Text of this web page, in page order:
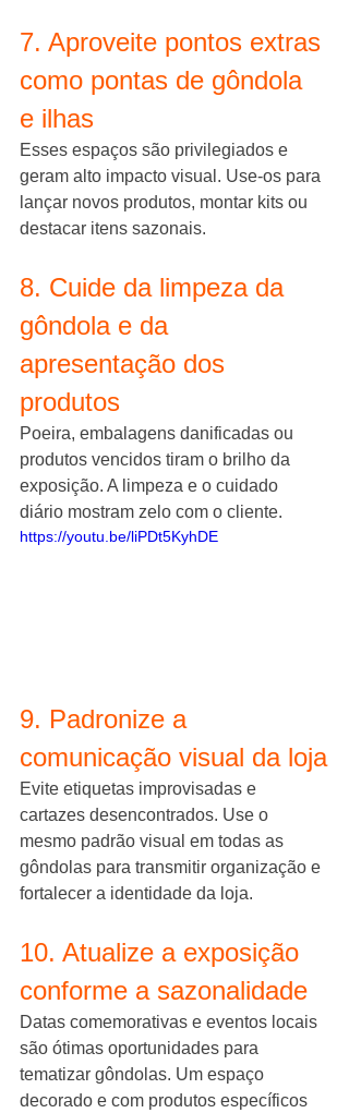
7. Aproveite pontos extras
como pontas de gôndola
e ilhas
Esses espaços são privilegiados e
geram alto impacto visual. Use-os para
lançar novos produtos, montar kits ou
destacar itens sazonais.
8. Cuide da limpeza da
gôndola e da
apresentação dos
produtos
Poeira, embalagens danificadas ou
produtos vencidos tiram o brilho da
exposição. A limpeza e o cuidado
diário mostram zelo com o cliente.
https://youtu.be/liPDt5KyhDE
9. Padronize a
comunicação visual da loja
Evite etiquetas improvisadas e
cartazes desencontrados. Use o
mesmo padrão visual em todas as
gôndolas para transmitir organização e
fortalecer a identidade da loja.
10. Atualize a exposição
conforme a sazonalidade
Datas comemorativas e eventos locais
são ótimas oportunidades para
tematizar gôndolas. Um espaço
decorado e com produtos específicos